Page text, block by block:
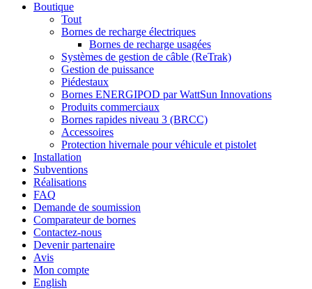
Boutique
Tout
Bornes de recharge électriques
Bornes de recharge usagées
Systèmes de gestion de câble (ReTrak)
Gestion de puissance
Piédestaux
Bornes ENERGIPOD par WattSun Innovations
Produits commerciaux
Bornes rapides niveau 3 (BRCC)
Accessoires
Protection hivernale pour véhicule et pistolet
Installation
Subventions
Réalisations
FAQ
Demande de soumission
Comparateur de bornes
Contactez-nous
Devenir partenaire
Avis
Mon compte
English